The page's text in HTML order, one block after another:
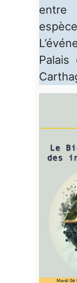
Palais